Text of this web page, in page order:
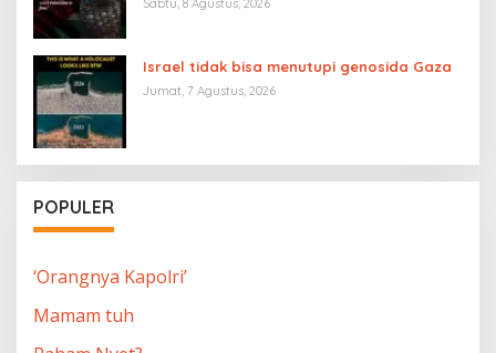
Israel tidak bisa menutupi genosida Gaza
Jumat, 7 Agustus, 2026
POPULER
‘Orangnya Kapolri’
Mamam tuh